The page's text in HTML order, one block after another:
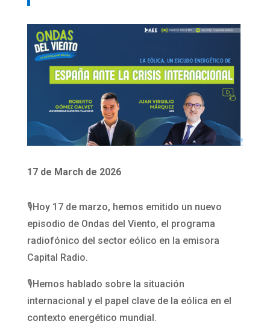
17 de March de 2026
🎙️Hoy 17 de marzo, hemos emitido un nuevo
episodio de Ondas del Viento, el programa
radiofónico del sector eólico en la emisora
Capital Radio.
🎙️Hemos hablado sobre la situación
internacional y el papel clave de la eólica en el
contexto energético mundial.